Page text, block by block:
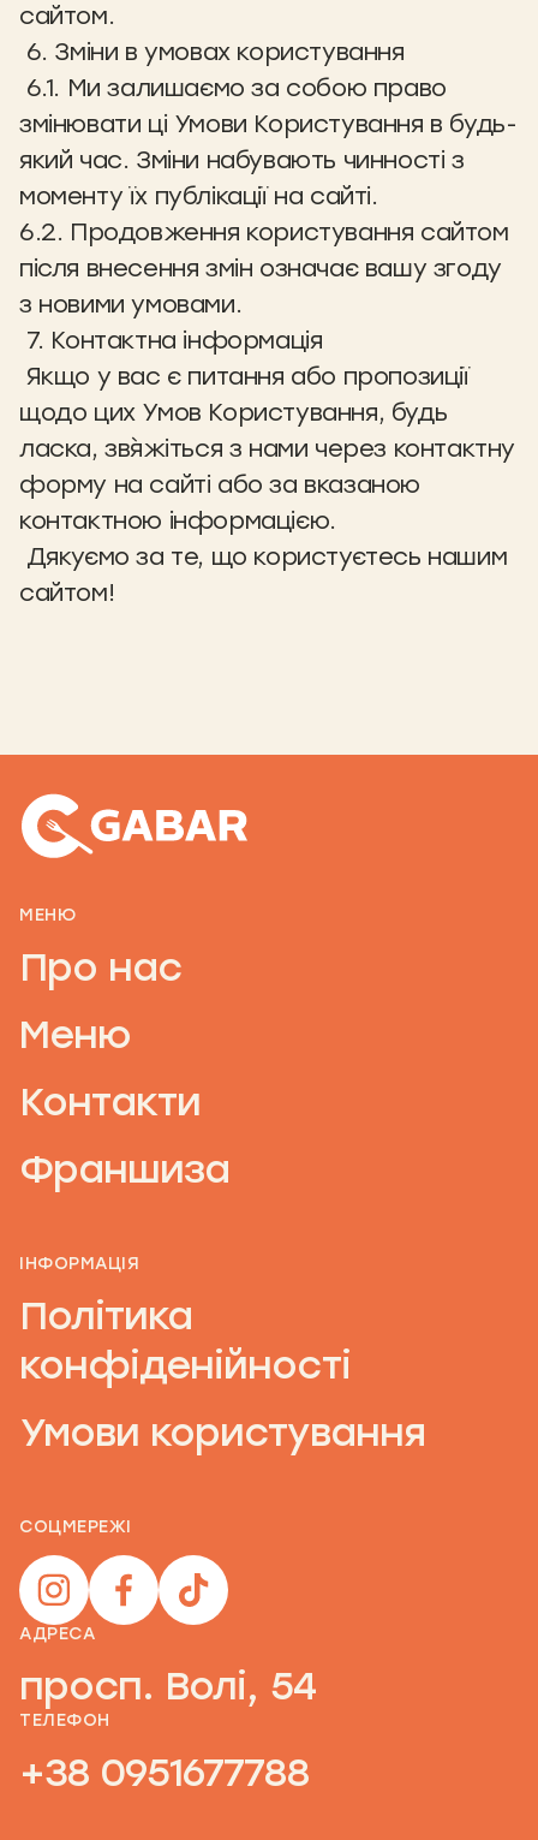
сайтом.
6. Зміни в умовах користування
6.1. Ми залишаємо за собою право
змінювати ці Умови Користування в будь-
який час. Зміни набувають чинності з
моменту їх публікації на сайті.
6.2. Продовження користування сайтом
після внесення змін означає вашу згоду
з новими умовами.
7. Контактна інформація
Якщо у вас є питання або пропозиції
щодо цих Умов Користування, будь
ласка, зв`яжіться з нами через контактну
форму на сайті або за вказаною
контактною інформацією.
Дякуємо за те, що користуєтесь нашим
сайтом!
МЕНЮ
Про нас
Меню
Контакти
Франшиза
ІНФОРМАЦІЯ
Політика
конфіденійності
Умови користування
СОЦМЕРЕЖІ
АДРЕСА
просп. Волі, 54
ТЕЛЕФОН
+38 0951677788